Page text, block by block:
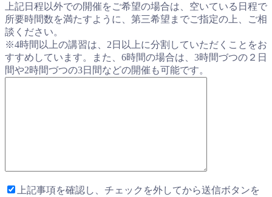
上記日程以外での開催をご希望の場合は、空いている日程で
所要時間数を満たすように、第三希望までご指定の上、ご相
談ください。
※4時間以上の講習は、2日以上に分割していただくことをお
すすめしています。また、6時間の場合は、3時間づつの２日
間や2時間づつの3日間などの開催も可能です。
上記事項を確認し、チェックを外してから送信ボタンを